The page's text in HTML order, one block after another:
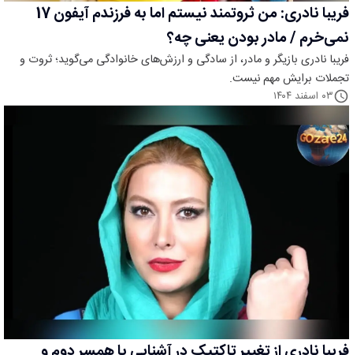
فریبا نادری: من ثروتمند نیستم اما به فرزندم آیفون 17
نمی‌خرم / مادر بودن یعنی چه؟
فریبا نادری بازیگر و مادر، از سادگی و ارزش‌های خانوادگی می‌گوید؛ ثروت و
تجملات برایش مهم نیست.
۰۳ اسفند ۱۴۰۴